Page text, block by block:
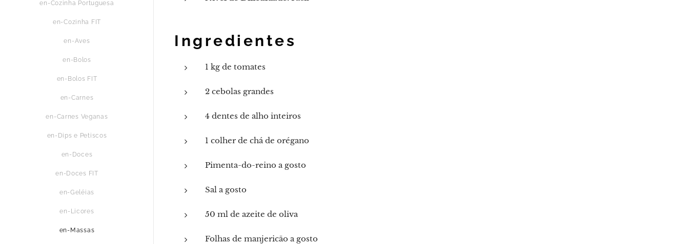
en-Cozinha Portuguesa
en-Cozinha FIT
en-Aves
en-Bolos
en-Bolos FIT
en-Carnes
en-Carnes Veganas
en-Dips e Petiscos
en-Doces
en-Doces FIT
en-Geléias
en-Licores
en-Massas
Ingredientes
1 kg de tomates
2 cebolas grandes
4 dentes de alho inteiros
1 colher de chá de orégano
Pimenta-do-reino a gosto
Sal a gosto
50 ml de azeite de oliva
Folhas de manjericão a gosto